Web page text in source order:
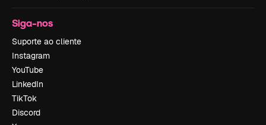
Siga-nos
Suporte ao cliente
Instagram
YouTube
LinkedIn
TikTok
Discord